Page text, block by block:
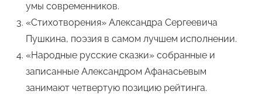
умы современников.
«Стихотворения» Александра Сергеевича
Пушкина, поэзия в самом лучшем исполнении.
«Народные русские сказки» собранные и
записанные Александром Афанасьевым
занимают четвертую позицию рейтинга.